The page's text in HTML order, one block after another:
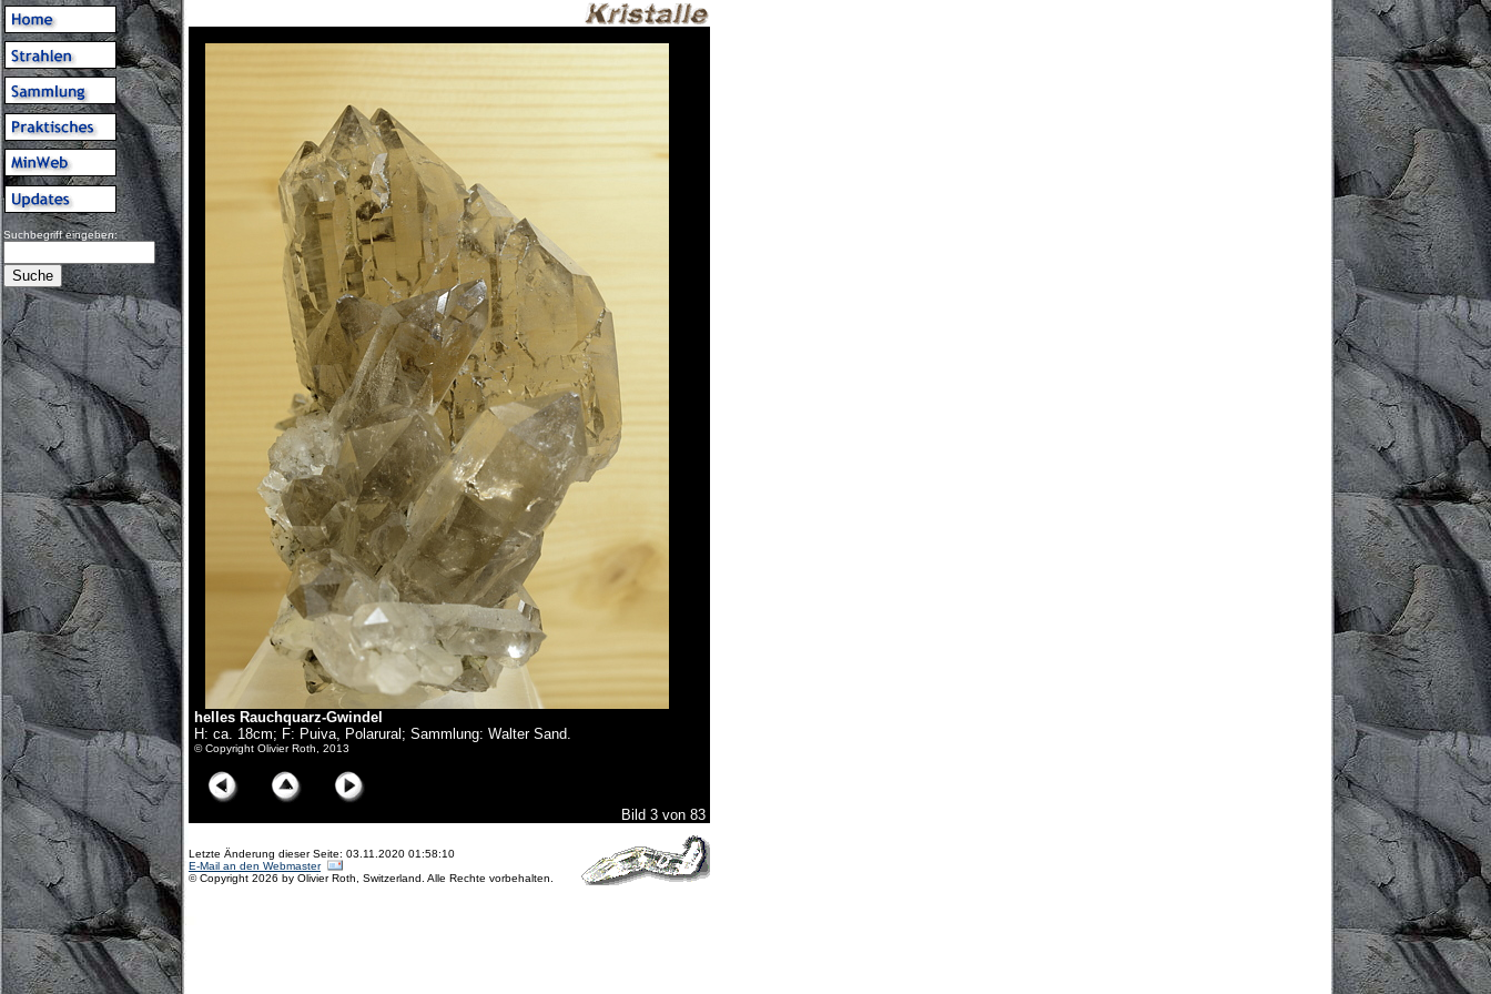
Suchbegriff eingeben:
helles Rauchquarz-Gwindel
H: ca. 18cm; F: Puiva, Polarural; Sammlung: Walter Sand.
© Copyright Olivier Roth, 2013
Bild 3 von 83
Letzte Änderung dieser Seite: 03.11.2020 01:58:10
E-Mail an den Webmaster
© Copyright 2026 by Olivier Roth, Switzerland. Alle Rechte vorbehalten.